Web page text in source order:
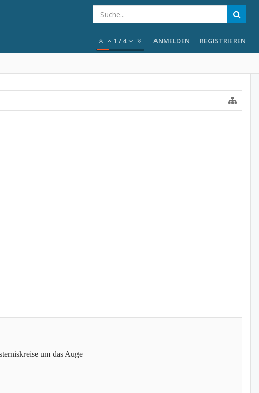
1 / 4 ANMELDEN REGISTRIEREN
um das Auge